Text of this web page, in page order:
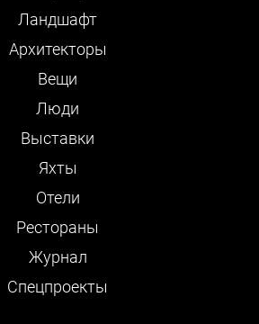
Ландшафт
Архитекторы
Вещи
Люди
Выставки
Яхты
Отели
Рестораны
Журнал
Cпецпроекты